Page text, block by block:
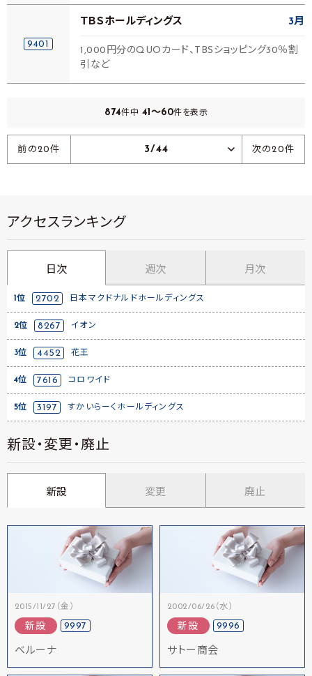
9401
ＴＢＳホールディングス 3月
1,000円分のQUOカード、TBSショッピング30％割
引など
874件中 41～60件を表示
前の20件 3/44 次の20件
アクセスランキング
日次 週次 月次
1位 2702 日本マクドナルドホールディングス
2位 8267 イオン
3位 4452 花王
4位 7616 コロワイド
5位 3197 すかいらーくホールディングス
新設・変更・廃止
新設 変更 廃止
2015/11/27（金）
新設 9997
ベルーナ
2002/06/26（水）
新設 9996
サトー商会